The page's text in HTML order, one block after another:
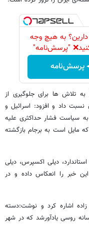
دارین؟ به هیچ وجه
"پرسش‌نامه"
پرسش‌نامه
تلاش ها برای جلوگیری از
داد و افزود: اسرائیل و
به سیاست فشار حداکثری علیه
مایل است به برجام بازگشته
دیلی اکسپرس، دیلی
خبر را انعکاس داده‌ و در
اشاره کرد و نوشت:دسته
روسی یادآورشد که در شهر